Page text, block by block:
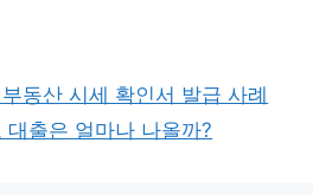
동산 시세 확인서 발급 사례
대출은 얼마나 나올까?